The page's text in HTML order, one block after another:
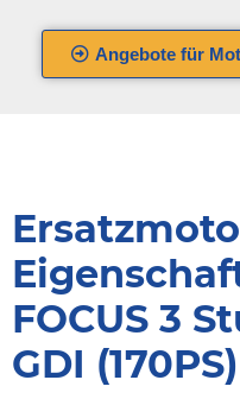
Angebote für
FOCUS 3
GDI (170PS)